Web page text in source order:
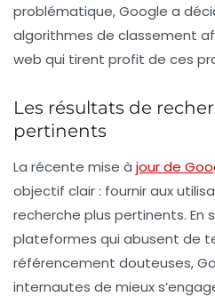
problématique, Google a
algorithmes de classement
web qui tirent profit de ces
Les résultats de
pertinents
La récente mise à jour de
objectif clair : fournir aux
recherche plus pertinents. En
plateformes qui abusent de
référencement douteuses,
internautes de mieux